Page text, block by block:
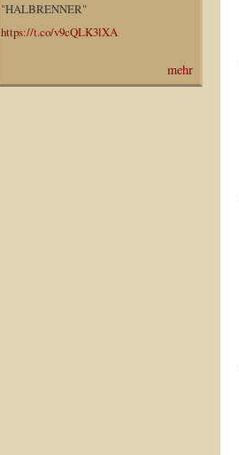
"HALBRENNER"
https://t.co/v9cQLK3lXA
mehr